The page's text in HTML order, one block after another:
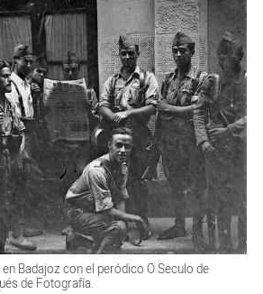
Badajoz con el peródico O Seculo de
de Fotografía.